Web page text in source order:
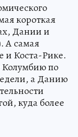
короткая
Дании и
А самая
и Коста-Рике.
Колумбию по
а Данию
куда более